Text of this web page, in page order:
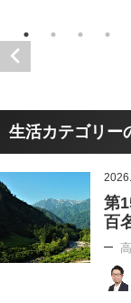
生活カテゴリー
第
百